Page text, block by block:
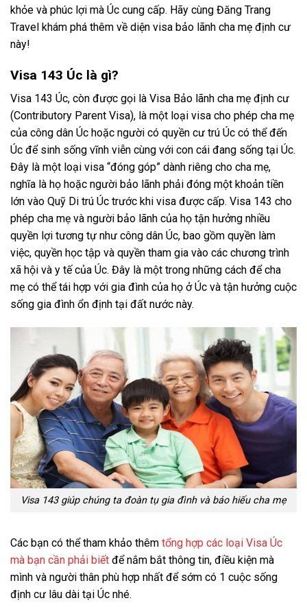
khỏe và phúc lợi mà Úc cung cấp. Hãy cùng Đăng Trang
Travel khám phá thêm về diện visa bảo lãnh cha mẹ định cư
này!
Visa 143 Úc là gì?
Visa 143 Úc, còn được gọi là Visa Bảo lãnh cha mẹ định cư
(Contributory Parent Visa), là một loại visa cho phép cha mẹ
của công dân Úc hoặc người có quyền cư trú Úc có thể đến
Úc để sinh sống vĩnh viễn cùng với con cái đang sống tại Úc.
Đây là một loại visa “đóng góp” dành riêng cho cha mẹ,
nghĩa là họ hoặc người bảo lãnh phải đóng một khoản tiền
lớn vào Quỹ Di trú Úc trước khi visa được cấp. Visa 143 cho
phép cha mẹ và người bảo lãnh của họ tận hưởng nhiều
quyền lợi tương tự như công dân Úc, bao gồm quyền làm
việc, quyền học tập và quyền tham gia vào các chương trình
xã hội và y tế của Úc. Đây là một trong những cách để cha
mẹ có thể tái hợp với gia đình của họ ở Úc và tận hưởng cuộc
sống gia đình ổn định tại đất nước này.
Visa 143 giúp chúng ta đoàn tụ gia đình và báo hiếu cha mẹ
Các bạn có thể tham khảo thêm tổng hợp các loại Visa Úc
mà bạn cần phải biết để nắm bắt thông tin, điều kiện mà
mình và người thân phù hợp nhất để sớm có 1 cuộc sống
định cư lâu dài tại Úc nhé.